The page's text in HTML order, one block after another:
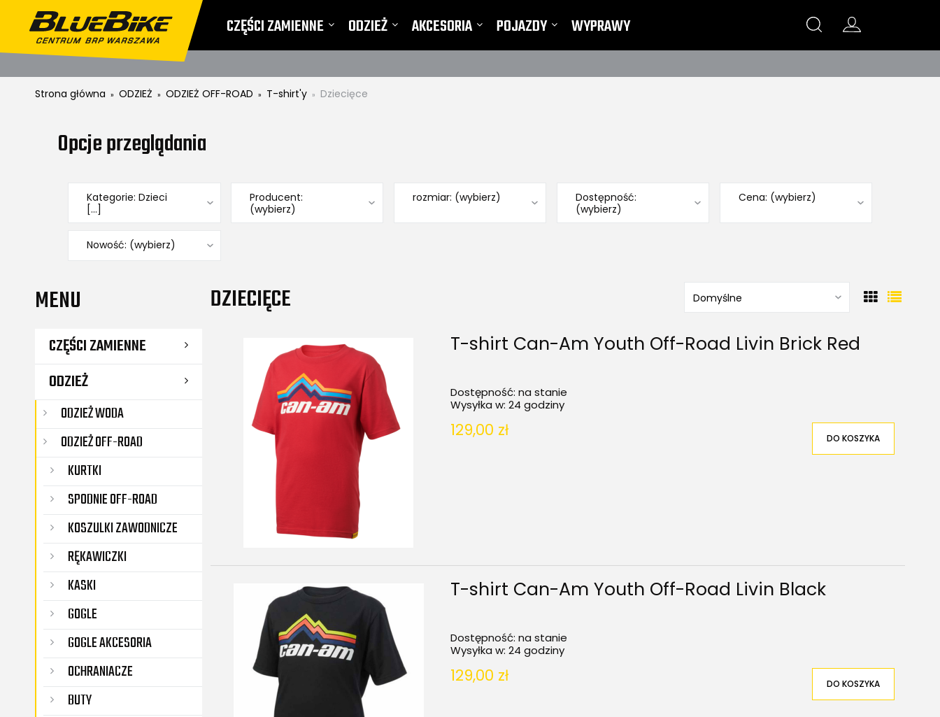
CZĘŚCI ZAMIENNE ODZIEŻ AKCESORIA POJAZDY
WYPRAWY
Strona główna » ODZIEŻ » ODZIEŻ OFF-ROAD » T-shirt'y » Dziecięce
Opcje przeglądania
Kategorie: Dzieci
[...]
Producent:
(wybierz)
rozmiar: (wybierz)
Dostępność:
(wybierz)
Cena: (wybierz)
Nowość: (wybierz)
MENU
CZĘŚCI ZAMIENNE
ODZIEŻ
ODZIEŻ WODA
ODZIEŻ OFF-ROAD
KURTKI
SPODNIE OFF-ROAD
KOSZULKI ZAWODNICZE
RĘKAWICZKI
KASKI
GOGLE
GOGLE AKCESORIA
OCHRANIACZE
BUTY
DZIECIĘCE
T-shirt Can-Am Youth Off-Road Livin Brick Red
Dostępność: na stanie
Wysyłka w: 24 godziny
129,00 zł DO KOSZYKA
T-shirt Can-Am Youth Off-Road Livin Black
Dostępność: na stanie
Wysyłka w: 24 godziny
129,00 zł DO KOSZYKA